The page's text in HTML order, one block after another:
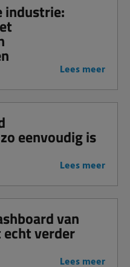
industrie:
Lees meer
eenvoudig is
Lees meer
van
echt verder
Lees meer